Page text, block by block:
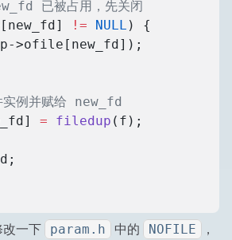
已被占用，先关闭
!= NULL ) {
>ofile[new_fd]);
例并赋给 new_fd
= filedup (f);
一下 param.h 中的 NOFILE
，